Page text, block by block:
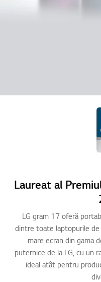
Laureat al
LG gram 17 oferă
dintre toate laptopurile de
mare ecran din gama
puternice de la LG, cu un
ideal atât pentru